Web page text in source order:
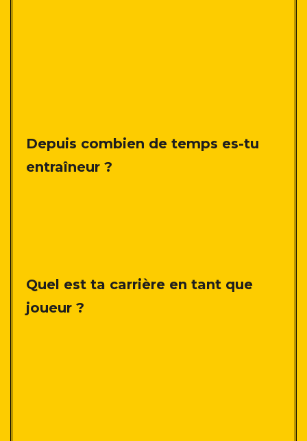
Depuis combien de temps es-tu
entraîneur ?
Quel est ta carrière en tant que
joueur ?